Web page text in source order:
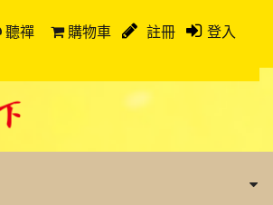
聽禪 購物車 註冊 登入